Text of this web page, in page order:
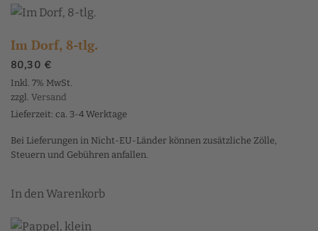
Im Dorf, 8-tlg.
80,30 €
Inkl. 7% MwSt.
zzgl. Versand
Lieferzeit: ca. 3-4 Werktage
Bei Lieferungen in Nicht-EU-Länder können zusätzliche Zölle,
Steuern und Gebühren anfallen.
In den Warenkorb